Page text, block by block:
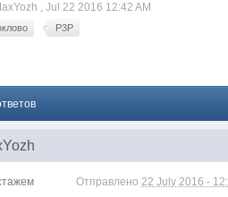
,Jul 22 2016 12:42 AM
P3P
Отправлено22 July 2016 -